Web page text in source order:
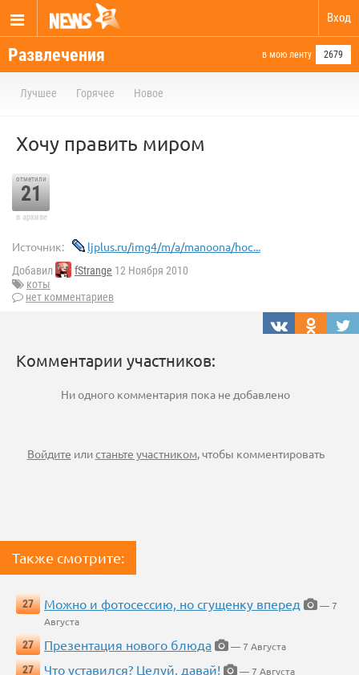
Вход
Развлечения в мою ленту 2679
Лучшее Горячее Новое
Хочу править миром
отметили
21
в архиве
Источник: ljplus.ru/img4/m/a/manoona/hoc...
Добавил fStrange 12 Ноября 2010
коты
нет комментариев
Комментарии участников:
Ни одного комментария пока не добавлено
Войдите илистаньте участником, чтобы комментировать
Также смотрите:
27 Можно и фотосессию, но сгущенку вперед
— 7
Августа
27
Презентация нового блюда
— 7 Августа
27
Что уставился? Целуй, давай!
— 7 Августа